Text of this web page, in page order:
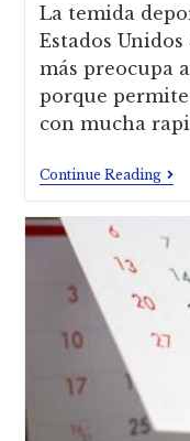
La temida
Estados
más preocupa
porque
con mucha
Continue Reading